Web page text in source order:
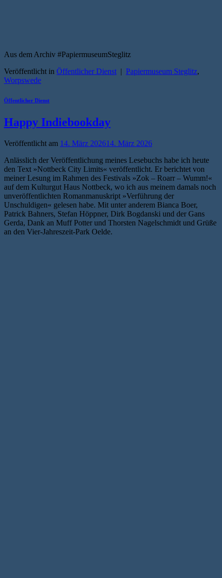
Aus dem Archiv #PapiermuseumSteglitz
Veröffentlicht in Öffentlicher Dienst | Papiermuseum Steglitz,
Worpswede
Öffentlicher Dienst
Happy Indiebookday
Veröffentlicht am 14. März 202614. März 2026
Anlässlich der Veröffentlichung meines Lesebuchs habe ich heute
den Text »Nottbeck City Limits« veröffentlicht. Er berichtet von
meiner Lesung im Rahmen des Festivals »Zok – Roarr – Wumm!«
auf dem Kulturgut Haus Nottbeck, wo ich aus meinem damals noch
unveröffentlichten Romanmanuskript »Verführung der
Unschuldigen« gelesen habe. Mit unter anderem Bianca Boer,
Patrick Bahners, Stefan Höppner, Dirk Bogdanski und der Gans
Gerda, Dank an Muff Potter und Thorsten Nagelschmidt und Grüße
an den Vier-Jahreszeit-Park Oelde.